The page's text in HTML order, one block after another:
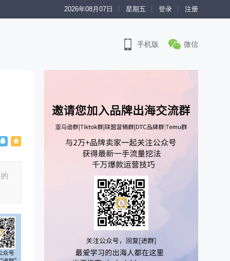
2026年08月07日 星期五 登录 注册
手机版 微信